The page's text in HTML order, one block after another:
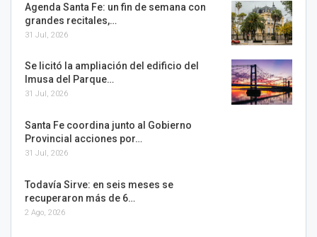
Agenda Santa Fe: un fin de semana con
grandes recitales,…
31 Jul, 2026
Se licitó la ampliación del edificio del
Imusa del Parque…
31 Jul, 2026
Santa Fe coordina junto al Gobierno
Provincial acciones por…
31 Jul, 2026
Todavía Sirve: en seis meses se
recuperaron más de 6…
2 Ago, 2026